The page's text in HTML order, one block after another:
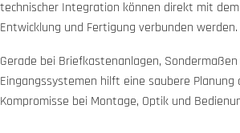
technischer Integration können direkt mit
Entwicklung und Fertigung verbunden werden.
Gerade bei Briefkastenanlagen,
Eingangssystemen hilft eine saubere Planung
Kompromisse bei Montage, Optik und